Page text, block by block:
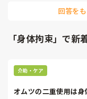
身体拘束、虐待とも
分ほどで研修を行な
回答を
「身体拘束」で新
介助・ケア
オムツの二重使用は身